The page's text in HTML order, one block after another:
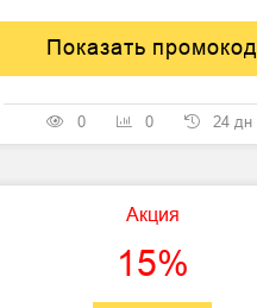
Показать промокод
0 0 24 дн
Акция
15%